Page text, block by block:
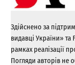
Здійснено за
видавці України»
рамках реалізації
Погляди авторів не